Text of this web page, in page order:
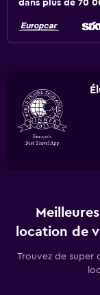
dans plus de 70
location de
Trouvez de super